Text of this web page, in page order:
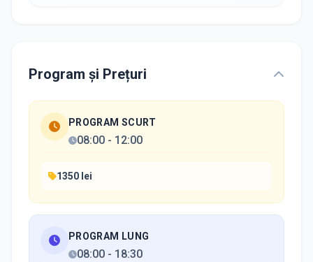
Program și Prețuri
PROGRAM SCURT
08:00 - 12:00
1350 lei
PROGRAM LUNG
08:00 - 18:30